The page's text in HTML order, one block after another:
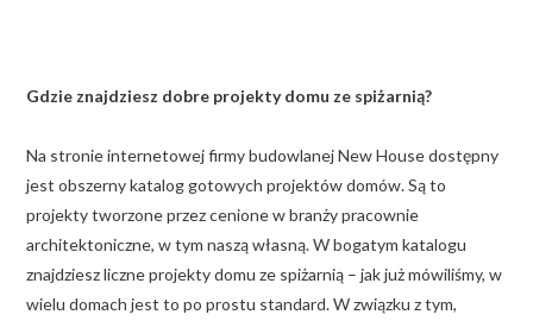
Gdzie znajdziesz dobre projekty domu ze spiżarnią?
Na stronie internetowej firmy budowlanej New House dostępny
jest obszerny katalog gotowych projektów domów. Są to
projekty tworzone przez cenione w branży pracownie
architektoniczne, w tym naszą własną. W bogatym katalogu
znajdziesz liczne projekty domu ze spiżarnią – jak już mówiliśmy, w
wielu domach jest to po prostu standard. W związku z tym,